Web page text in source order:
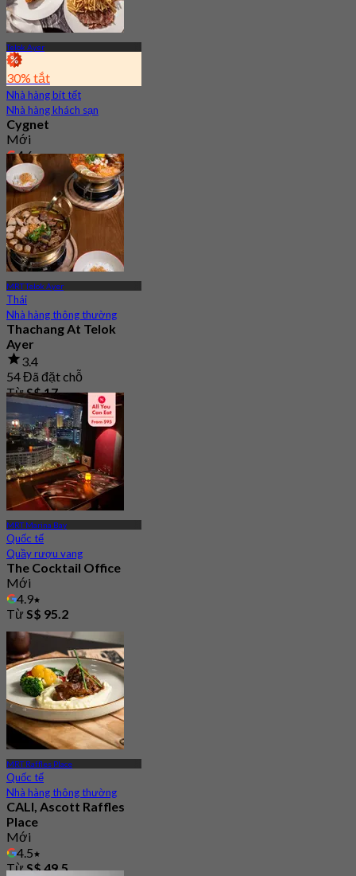
Telok Ayer
30% tắt
Nhà hàng bít tết
Nhà hàng khách sạn
Cygnet
Mới
4.6
TừS$ 61.66
MRT Telok Ayer
Thái
Nhà hàng thông thường
Thachang At Telok
Ayer
3.4
54 Đã đặt chỗ
TừS$ 17
MRT Marina Bay
Quốc tế
Quầy rượu vang
The Cocktail Office
Mới
4.9
Từ S$ 95.2
MRT Raffles Place
Quốc tế
Nhà hàng thông thường
CALI, Ascott Raffles
Place
Mới
4.5
TừS$ 49.5